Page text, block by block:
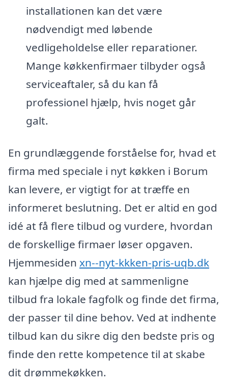
installationen kan det være
nødvendigt med løbende
vedligeholdelse eller reparationer.
Mange køkkenfirmaer tilbyder også
serviceaftaler, så du kan få
professionel hjælp, hvis noget går
galt.
En grundlæggende forståelse for, hvad et
firma med speciale i nyt køkken i Borum
kan levere, er vigtigt for at træffe en
informeret beslutning. Det er altid en god
idé at få flere tilbud og vurdere, hvordan
de forskellige firmaer løser opgaven.
Hjemmesiden xn--nyt-kkken-pris-uqb.dk
kan hjælpe dig med at sammenligne
tilbud fra lokale fagfolk og finde det firma,
der passer til dine behov. Ved at indhente
tilbud kan du sikre dig den bedste pris og
finde den rette kompetence til at skabe
dit drømmekøkken.